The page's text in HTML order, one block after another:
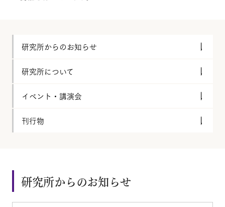
研究所からのお知らせ
研究所について
イベント・講演会
刊行物
研究所からのお知らせ